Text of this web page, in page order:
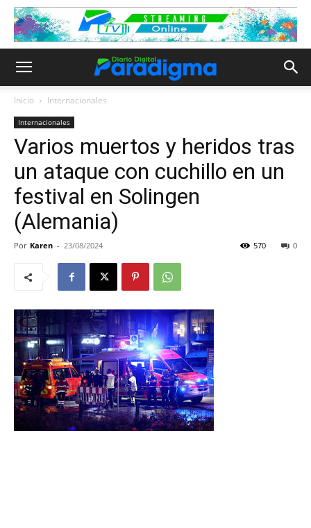
Inicio Internacionales
Internacionales
Varios muertos y heridos tras
un ataque con cuchillo en un
festival en Solingen
(Alemania)
Por Karen - 23/08/2024 0
570